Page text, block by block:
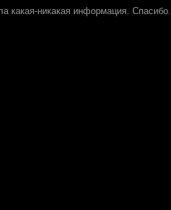
какая-никакая информация. Спасибо.